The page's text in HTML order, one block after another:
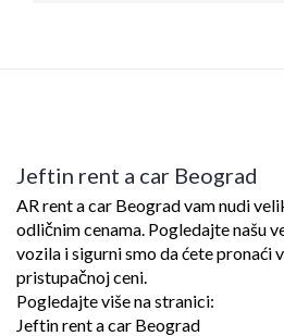
Jeftin rent a car Beograd
AR rent a car Beograd vam nudi
odličnim cenama. Pogledajte našu
vozila i sigurni smo da ćete pronaći
pristupačnoj ceni.
Pogledajte više na stranici:
Jeftin rent a car Beograd